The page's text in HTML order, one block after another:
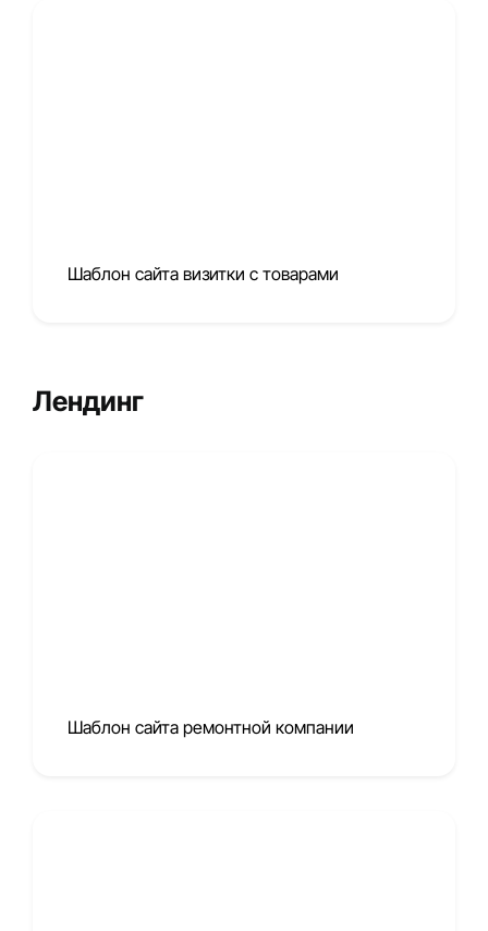
Шаблон сайта визитки с товарами
Лендинг
Шаблон сайта ремонтной компании